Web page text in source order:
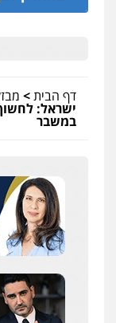
דף הבית>
ישראל:
במשבר